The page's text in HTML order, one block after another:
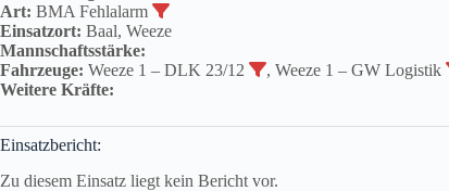
Art: BMA Fehlalarm
Einsatzort: Baal, Weeze
Mannschaftsstärke:
Fahrzeuge: Weeze 1 – DLK 23/12 , Weeze 1 – GW Logistik
Weitere Kräfte:
Einsatzbericht:
Zu diesem Einsatz liegt kein Bericht vor.